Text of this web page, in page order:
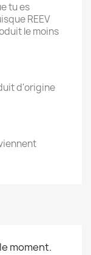
tu es
REEV
le moins
d'origine
moment.